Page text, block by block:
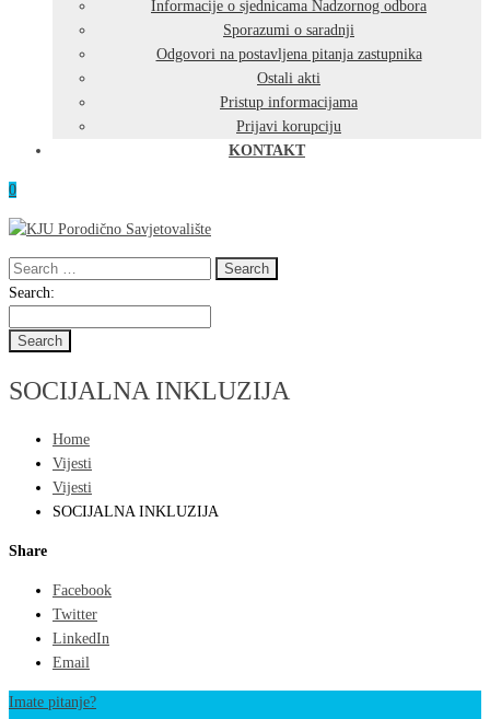
Informacije o sjednicama Nadzornog odbora
Sporazumi o saradnji
Odgovori na postavljena pitanja zastupnika
Ostali akti
Pristup informacijama
Prijavi korupciju
KONTAKT
0
Search
for:
Search
Search:
SOCIJALNA INKLUZIJA
Home
Vijesti
Vijesti
SOCIJALNA INKLUZIJA
Share
Facebook
Twitter
LinkedIn
Email
Imate pitanje?